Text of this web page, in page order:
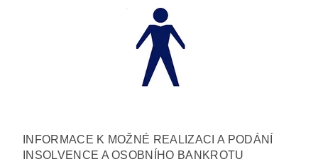
INFORMACE K MOŽNÉ REALIZACI A PODÁNÍ
INSOLVENCE A OSOBNÍHO BANKROTU